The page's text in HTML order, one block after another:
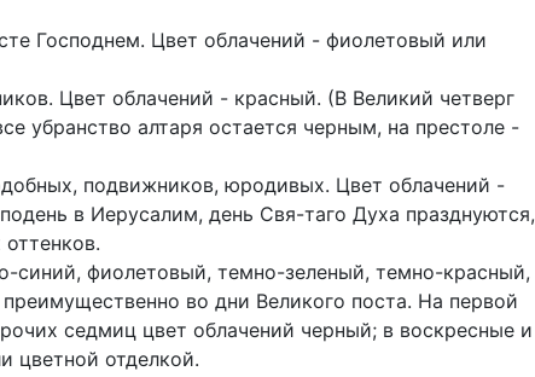
Господнем. Цвет облачений - фиолетовый или
Цвет облачений - красный. (В Великий четверг
убранство алтаря остается черным, на престоле -
подвижников, юродивых. Цвет облачений -
в Иерусалим, день Свя-таго Духа празднуются,
синий, фиолетовый, темно-зеленый, темно-красный,
во дни Великого поста. На первой
седмиц цвет облачений черный; в воскресные и
цветной отделкой.